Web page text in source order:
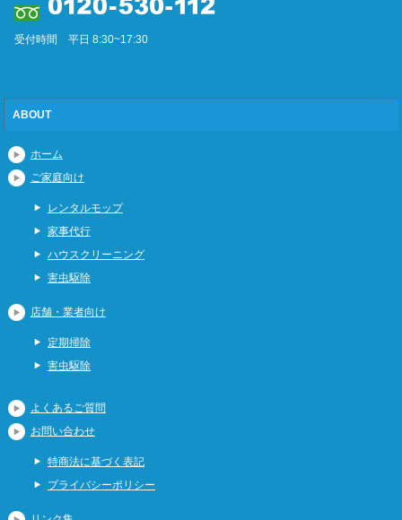
受付時間 平日 8:30~17:30
ABOUT
ホーム
ご家庭向け
レンタルモップ
家事代行
ハウスクリーニング
害虫駆除
店舗・業者向け
定期掃除
害虫駆除
よくあるご質問
お問い合わせ
特商法に基づく表記
プライバシーポリシー